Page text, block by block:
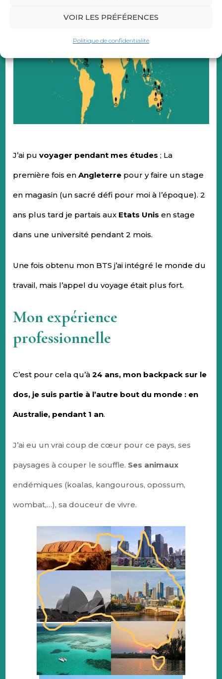
VOIR LES PRÉFÉRENCES
Politique de confidentialité
J’ai puvoyager pendant mes études ; La
première fois enAngleterre pour y faire un stage
en magasin (un sacré défi pour moi à l’époque). 2
ans plus tard je partais aux Etats Unis en stage
dans une université pendant 2 mois.
Une fois obtenu mon BTS j’ai intégré le monde du
travail, mais l’appel du voyage était plus fort.
Mon expérience
professionnelle
C’est pour cela qu’à 24 ans, mon backpack sur le
dos, je suis partie à l’autre bout du monde : en
Australie, pendant 1 an.
J’ai eu un vrai coup de cœur pour ce pays, ses
paysages à couper le souffle. Ses animaux
endémiques (koalas, kangourous, opossum,
wombat,…), sa douceur de vivre.